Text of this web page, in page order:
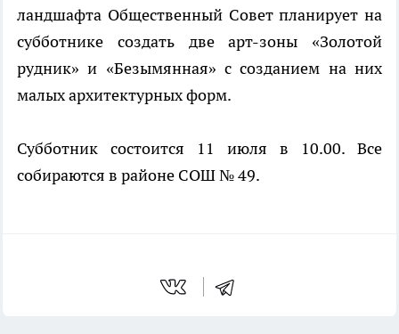
ландшафта Общественный Совет планирует на
субботнике создать две арт-зоны «Золотой
рудник» и «Безымянная» с созданием на них
малых архитектурных форм.
Субботник состоится 11 июля в 10.00. Все
собираются в районе СОШ № 49.